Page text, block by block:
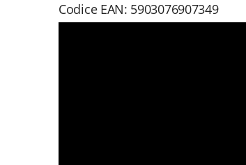
Codice EAN: 5903076907349